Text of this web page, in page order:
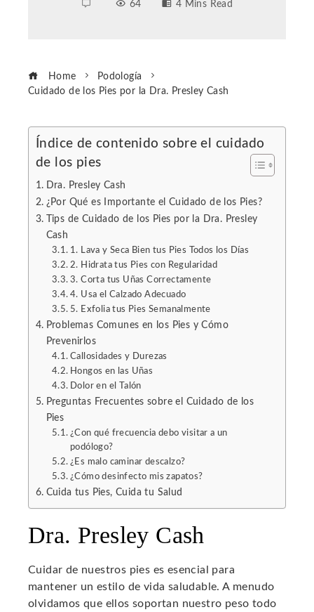
64
4 Mins Read
Home
Podología
Cuidado de los Pies por la Dra. Presley Cash
Índice de contenido sobre el cuidado
de los pies
Dra. Presley Cash
¿Por Qué es Importante el Cuidado de los Pies?
Tips de Cuidado de los Pies por la Dra. Presley
Cash
1. Lava y Seca Bien tus Pies Todos los Días
2. Hidrata tus Pies con Regularidad
3. Corta tus Uñas Correctamente
4. Usa el Calzado Adecuado
5. Exfolia tus Pies Semanalmente
Problemas Comunes en los Pies y Cómo
Prevenirlos
Callosidades y Durezas
Hongos en las Uñas
Dolor en el Talón
Preguntas Frecuentes sobre el Cuidado de los
Pies
¿Con qué frecuencia debo visitar a un
podólogo?
¿Es malo caminar descalzo?
¿Cómo desinfecto mis zapatos?
Cuida tus Pies, Cuida tu Salud
Dra. Presley Cash
Cuidar de nuestros pies es esencial para
mantener un estilo de vida saludable. A menudo
olvidamos que ellos soportan nuestro peso todo